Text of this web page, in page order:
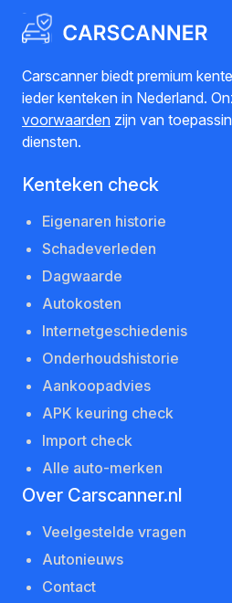
Carscanner biedt premium
ieder kenteken in Nederland.
voorwaarden zijn van
diensten.
Kenteken check
Eigenaren historie
Schadeverleden
Dagwaarde
Autokosten
Internetgeschiedenis
Onderhoudshistorie
Aankoopadvies
APK keuring check
Import check
Alle auto-merken
Over Carscanner.nl
Veelgestelde vragen
Autonieuws
Contact